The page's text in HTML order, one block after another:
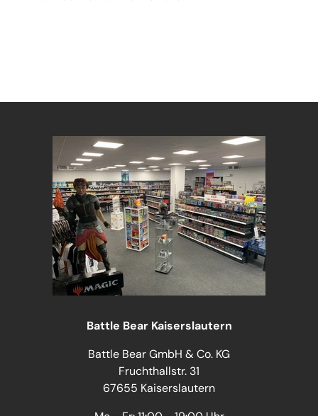
Battle Bear Kaiserslautern
Battle Bear GmbH & Co. KG
Fruchthallstr. 31
67655 Kaiserslautern